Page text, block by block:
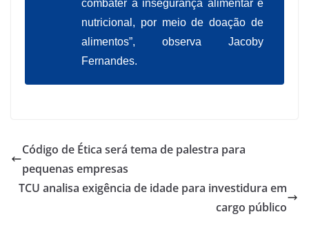
combater a insegurança alimentar e
nutricional, por meio de doação de
alimentos”, observa Jacoby
Fernandes.
Código de Ética será tema de palestra para
pequenas empresas
TCU analisa exigência de idade para investidura em
cargo público